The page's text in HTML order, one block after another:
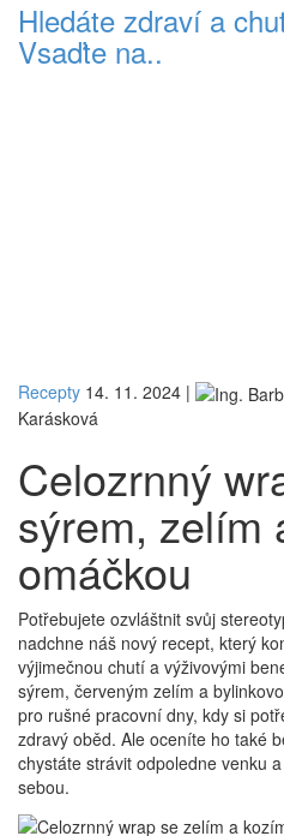
Hledáte zdraví a
Vsaďte na..
Recepty 14. 11. 2024 |
Karásková
Celozrnný
sýrem, zelím
omáčkou
Potřebujete ozvláštnit svůj
nadchne náš nový recept, který
výjimečnou chutí a výživovými
sýrem, červeným zelím a
pro rušné pracovní dny, kdy si
zdravý oběd. Ale oceníte ho také
chystáte strávit odpoledne venku
sebou.